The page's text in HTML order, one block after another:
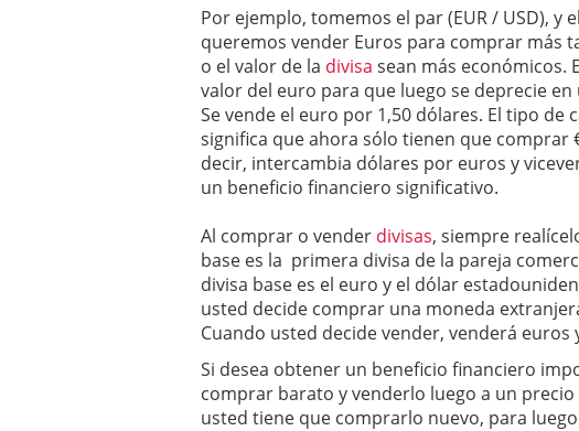
Por ejemplo, tomemos el par (EUR / USD), y
queremos vender Euros para comprar más
o el valor de la divisa sean más económicos.
valor del euro para que luego se deprecie
Se vende el euro por 1,50 dólares. El tipo de
significa que ahora sólo tienen que comprar
decir, intercambia dólares por euros y
un beneficio financiero significativo.
Al comprar o vender divisas, siempre
base es la primera divisa de la pareja
divisa base es el euro y el dólar
usted decide comprar una moneda
Cuando usted decide vender, venderá euros
Si desea obtener un beneficio financiero
comprar barato y venderlo luego a un
usted tiene que comprarlo nuevo, para